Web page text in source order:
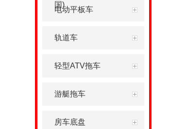
国)
电动平板车
轨道车
轻型ATV拖车
游艇拖车
房车底盘